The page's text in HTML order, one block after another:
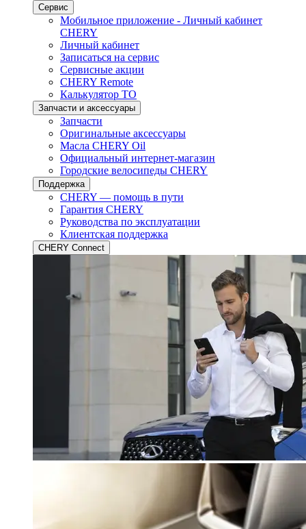
Сервис
Мобильное приложение - Личный кабинет
CHERY
Личный кабинет
Записаться на сервис
Сервисные акции
CHERY Remote
Калькулятор ТО
Запчасти и аксессуары
Запчасти
Оригинальные аксессуары
Масла CHERY Oil
Официальный интернет-магазин
Городские велосипеды CHERY
Поддержка
CHERY — помощь в пути
Гарантия CHERY
Руководства по эксплуатации
Клиентская поддержка
CHERY Connect